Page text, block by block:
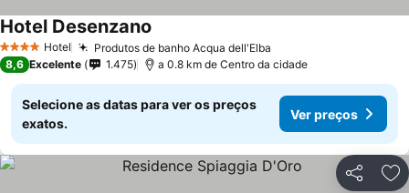
4 EstrelasHotel Produtos de banho Acqua dell'Elba
Hotel Desenzano
8,6 Excelente 1.475 a 0.8 km de Centro da cidade
Selecione as datas para ver os preços
exatos.
Ver preços
Partilhar